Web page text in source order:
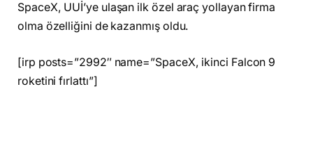
SpaceX, UUİ’ye ulaşan ilk özel araç yollayan firma
olma özelliğini de kazanmış oldu.
[irp posts=”2992″ name=”SpaceX, ikinci Falcon 9
roketini fırlattı”]